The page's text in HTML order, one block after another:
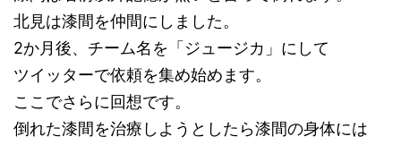
北見は漆間を仲間にしました。
2か月後、チーム名を「ジュージカ」にして
ツイッターで依頼を集め始めます。
ここでさらに回想です。
倒れた漆間を治療しようとしたら漆間の身体には